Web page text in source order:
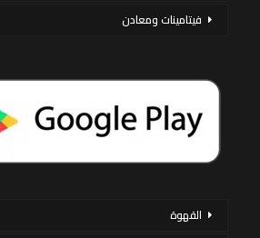
فيتامينات ومعادن
القهوة